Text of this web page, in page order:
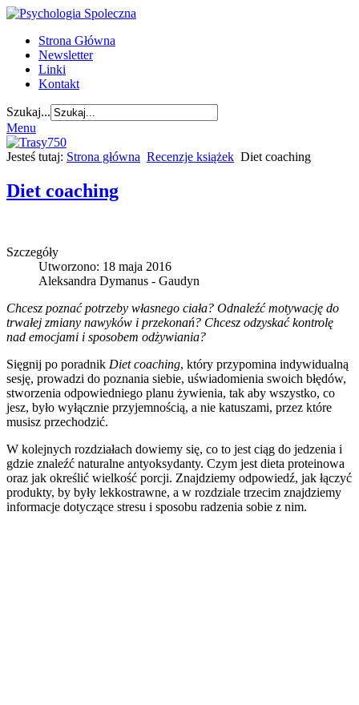
Strona Główna
Newsletter
Linki
Kontakt
Szukaj...
Menu
Jesteś tutaj: Strona główna Recenzje książek Diet coaching
Diet coaching
Szczegóły
Utworzono: 18 maja 2016
Aleksandra Dymanus - Gaudyn
Chcesz poznać potrzeby własnego ciała? Odnaleźć motywację do
trwałej zmiany nawyków i przekonań? Chcesz odzyskać kontrolę
nad emocjami i sposobem odżywiania?
Sięgnij po poradnik Diet coaching, który przypomina indywidualną
sesję, prowadzi do poznania siebie, uświadomienia swoich błędów,
stworzenia odpowiedniego planu żywienia, tak aby wszystko, co
jesz, było wyłącznie przyjemnością, a nie katuszami, przez które
musisz przechodzić.
W kolejnych rozdziałach dowiemy się, co to jest ciąg do jedzenia i
gdzie znaleźć naturalne antyoksydanty. Czym jest dieta proteinowa
oraz jak określić wielkość porcji. Znajdziemy odpowiedź, jak łączyć
produkty, by były lekkostrawne, a w rozdziale trzecim znajdziemy
informacje dotyczące stresu i sposobu radzenia sobie z nim.